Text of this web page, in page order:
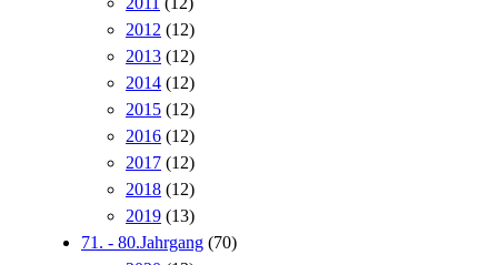
2012 (12)
2013 (12)
2014 (12)
2015 (12)
2016 (12)
2017 (12)
2018 (12)
2019 (13)
71. - 80.Jahrgang (70)